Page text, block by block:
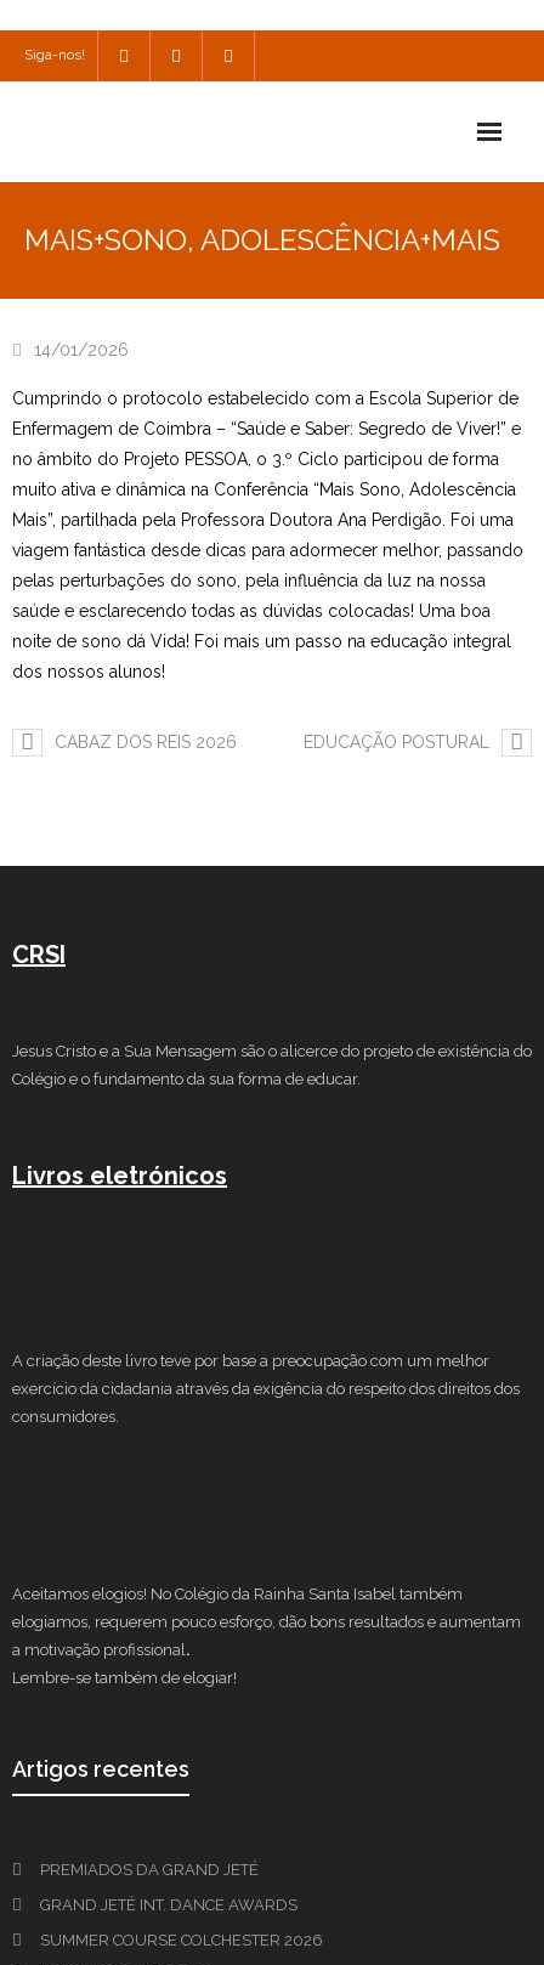
Siga-nos!
Consulta
Utilidades
Estudar no CRSI
Contactos
MAIS+SONO, ADOLESCÊNCIA+MAIS
14/01/2026
Cumprindo o protocolo estabelecido com a Escola Superior de
Enfermagem de Coimbra – “Saúde e Saber: Segredo de Viver!” e
no âmbito do Projeto PESSOA, o 3.º Ciclo participou de forma
muito ativa e dinâmica na Conferência “Mais Sono, Adolescência
Mais”, partilhada pela Professora Doutora Ana Perdigão. Foi uma
viagem fantástica desde dicas para adormecer melhor, passando
pelas perturbações do sono, pela influência da luz na nossa
saúde e esclarecendo todas as dúvidas colocadas! Uma boa
noite de sono dá Vida! Foi mais um passo na educação integral
dos nossos alunos!
CABAZ DOS REIS 2026 EDUCAÇÃO POSTURAL
CRSI
Jesus Cristo e a Sua Mensagem são o alicerce do projeto de existência do
Colégio e o fundamento da sua forma de educar.
Livros eletrónicos
A criação deste livro teve por base a preocupação com um melhor
exercício da cidadania através da exigência do respeito dos direitos dos
consumidores.
Aceitamos elogios! No Colégio da Rainha Santa Isabel também
elogiamos, requerem pouco esforço, dão bons resultados e aumentam
a motivação profissional.
Lembre-se também de elogiar!
Artigos recentes
PREMIADOS DA GRAND JETÉ
GRAND JETÉ INT. DANCE AWARDS
SUMMER COURSE COLCHESTER 2026